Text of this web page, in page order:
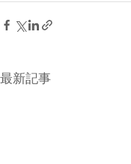
最新記事